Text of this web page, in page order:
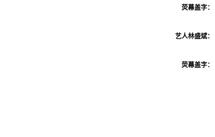
荧幕盖字：
艺人林盛斌：
荧幕盖字：